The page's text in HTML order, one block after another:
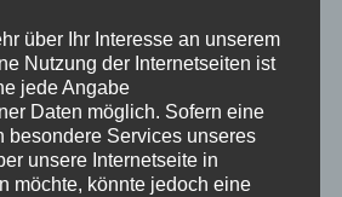
über Ihr Interesse an unserem
Nutzung der Internetseiten ist
jede Angabe
Daten möglich. Sofern eine
besondere Services unseres
unsere Internetseite in
möchte, könnte jedoch eine